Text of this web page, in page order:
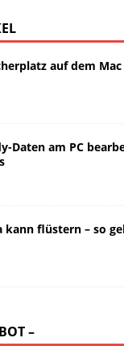
auf dem
Daten am PC
kann flüstern – so
–